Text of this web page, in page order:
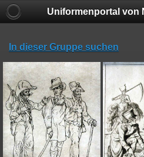
Uniformenportal von
In dieser Gruppe suchen